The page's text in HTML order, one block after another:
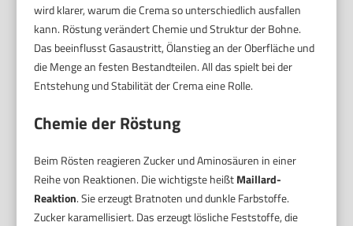
wird klarer, warum die Crema so unterschiedlich ausfallen
kann. Röstung verändert Chemie und Struktur der Bohne.
Das beeinflusst Gasaustritt, Ölanstieg an der Oberfläche und
die Menge an festen Bestandteilen. All das spielt bei der
Entstehung und Stabilität der Crema eine Rolle.
Chemie der Röstung
Beim Rösten reagieren Zucker und Aminosäuren in einer
Reihe von Reaktionen. Die wichtigste heißtMaillard-
Reaktion. Sie erzeugt Bratnoten und dunkle Farbstoffe.
Zucker karamellisiert. Das erzeugt lösliche Feststoffe, die